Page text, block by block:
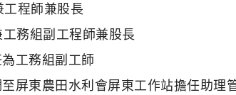
程師兼股長
組副工程師兼股長
務組副工師
東農田水利會屏東工作站擔任助理